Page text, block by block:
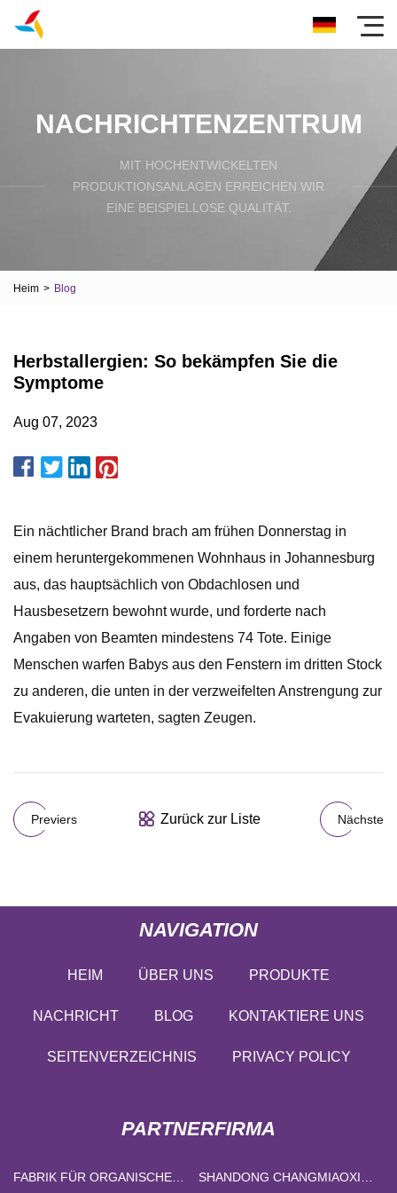
NACHRICHTENZENTRUM
MIT HOCHENTWICKELTEN
PRODUKTIONSANLAGEN ERREICHEN WIR
EINE BEISPIELLOSE QUALITÄT.
Heim > Blog
Herbstallergien: So bekämpfen Sie die
Symptome
Aug 07, 2023
Ein nächtlicher Brand brach am frühen Donnerstag in
einem heruntergekommenen Wohnhaus in Johannesburg
aus, das hauptsächlich von Obdachlosen und
Hausbesetzern bewohnt wurde, und forderte nach
Angaben von Beamten mindestens 74 Tote. Einige
Menschen warfen Babys aus den Fenstern im dritten Stock
zu anderen, die unten in der verzweifelten Anstrengung zur
Evakuierung warteten, sagten Zeugen.
Previers Zurück zur Liste Nächste
NAVIGATION
HEIM ÜBER UNS PRODUKTE
NACHRICHT BLOG KONTAKTIERE UNS
SEITENVERZEICHNIS PRIVACY POLICY
PARTNERFIRMA
FABRIK FÜR ORGANISCHE
SHANDONG CHANGMIAOXIN